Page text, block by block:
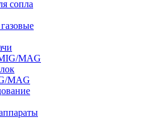
сопла
MAG
MAG